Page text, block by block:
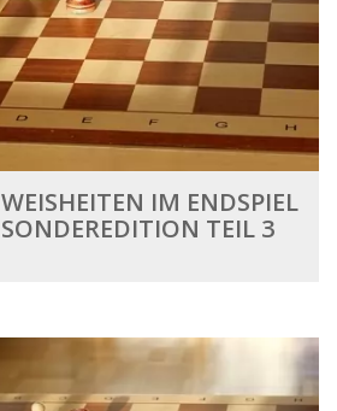
WEISHEITEN IM ENDSPIEL
SONDEREDITION TEIL 3